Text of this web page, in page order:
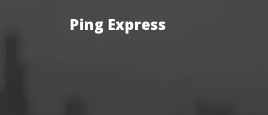
Ping Express